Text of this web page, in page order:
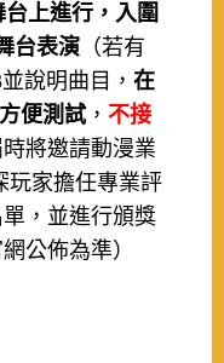
上進行，入圍
台表演 （若有
說明曲目， 在
便測試 ， 不接
將邀請動漫業
玩家擔任專業評
，並進行頒獎
公佈為準）